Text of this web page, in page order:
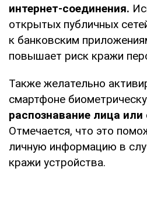
интернет-соединения.
открытых публичных
к банковским
повышает риск кражи
Также желательно
смартфоне
распознавание лица
Отмечается, что это
личную информацию в
кражи устройства.